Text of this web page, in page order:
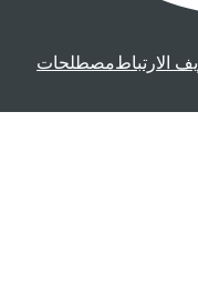
الارتباطمصطلحات